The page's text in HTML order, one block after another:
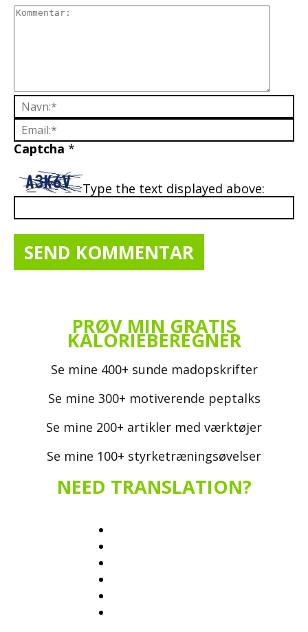
Captcha *
Type the text displayed above:
PRØV MIN GRATIS
KALORIEBEREGNER
Se mine 400+ sunde madopskrifter
Se mine 300+ motiverende peptalks
Se mine 200+ artikler med værktøjer
Se mine 100+ styrketræningsøvelser
NEED TRANSLATION?